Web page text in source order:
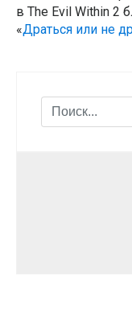
в The Evil Within 2
«Драться или не